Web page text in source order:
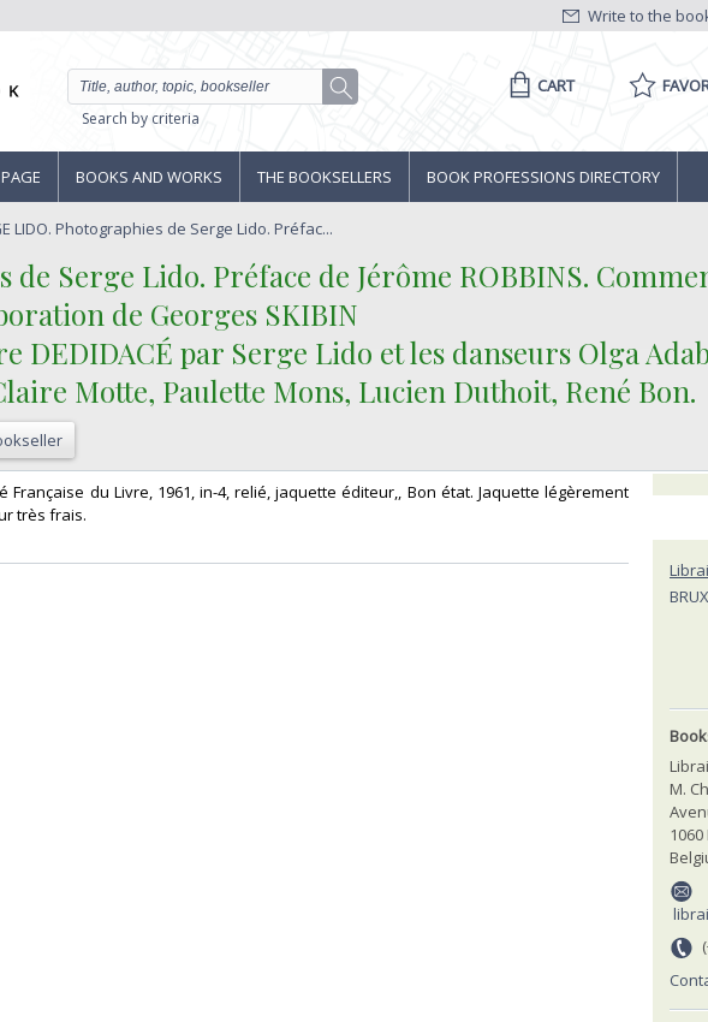
Write to the
Search by criteria
CART
BOOKS AND WORKS THE BOOKSELLERS BOOK PROFESSIONS DIRECTORY
LIDO. Photographies de Serge Lido. Préfac...
de Serge Lido. Préface de Jérôme ROBBINS.
de Georges SKIBIN‎
DEDIDACÉ par Serge Lido et les danseurs Olga
Motte, Paulette Mons, Lucien Duthoit, René Bon.‎
Française du Livre, 1961, in-4, relié, jaquette éditeur,, Bon état. Jaquette légèrement
très frais.
M.